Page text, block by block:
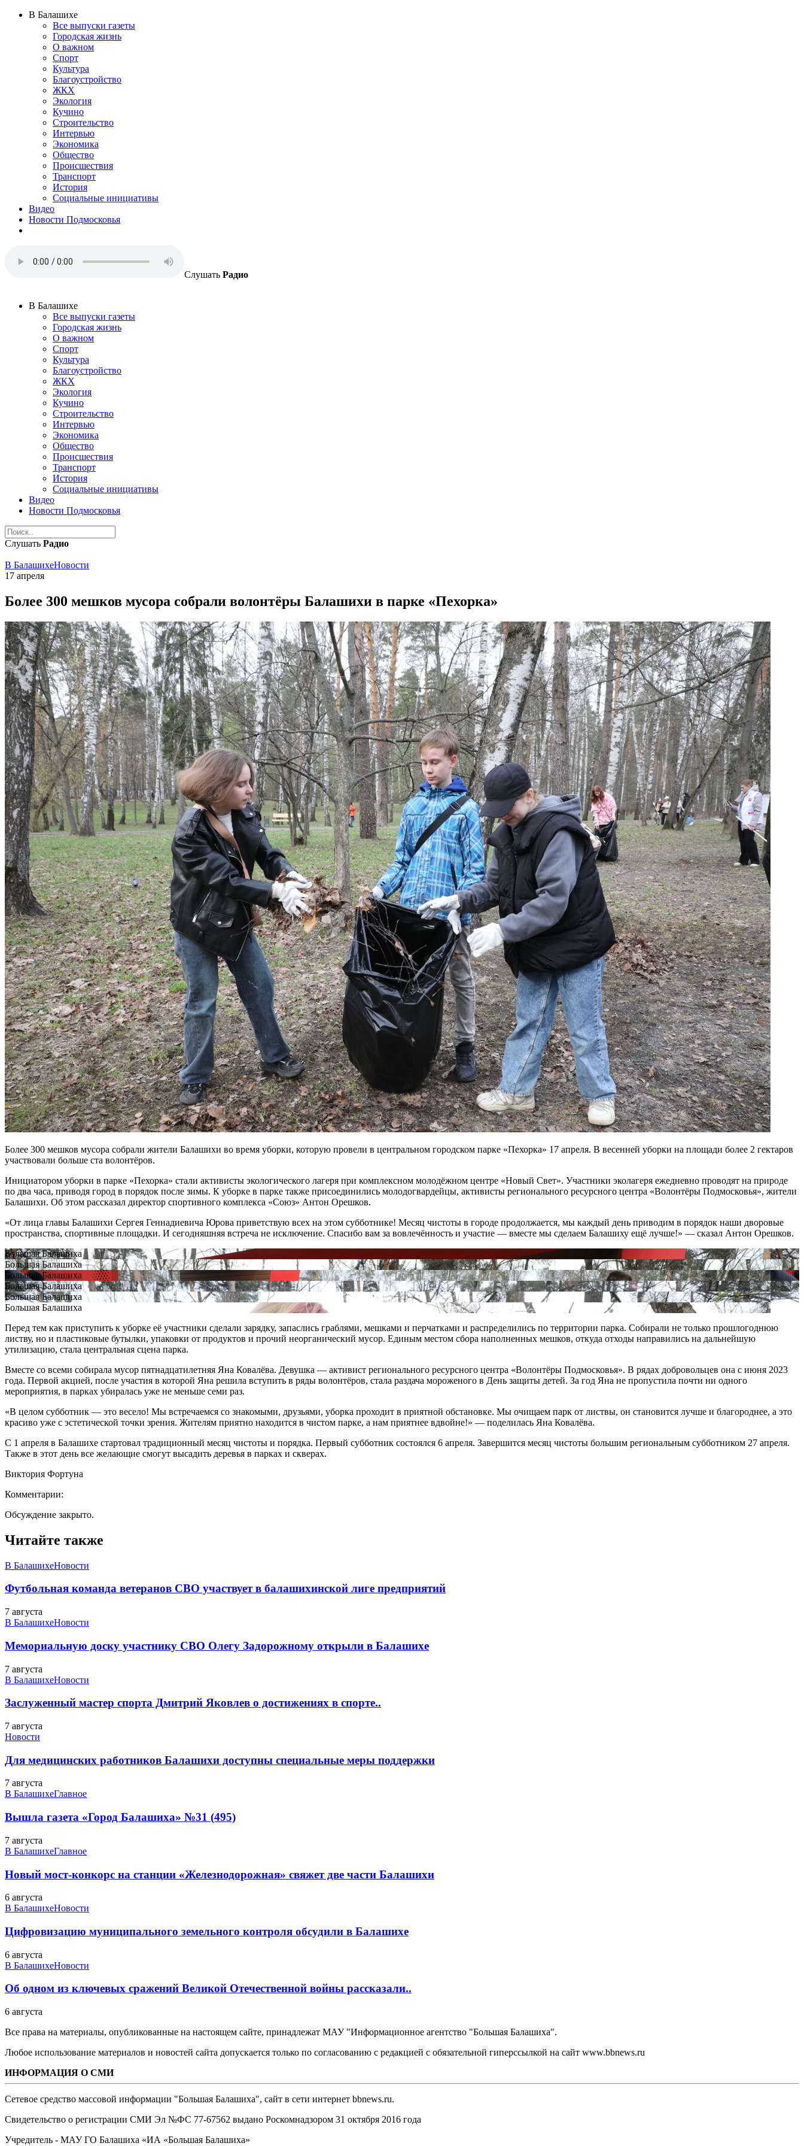
В Балашихе
Все выпуски газеты
Городская жизнь
О важном
Спорт
Культура
Благоустройство
ЖКХ
Экология
Кучино
Строительство
Интервью
Экономика
Общество
Происшествия
Транспорт
История
Социальные инициативы
Видео
Новости Подмосковья
Слушать Радио
В Балашихе
Все выпуски газеты
Городская жизнь
О важном
Спорт
Культура
Благоустройство
ЖКХ
Экология
Кучино
Строительство
Интервью
Экономика
Общество
Происшествия
Транспорт
История
Социальные инициативы
Видео
Новости Подмосковья
Слушать Радио
В БалашихеНовости
17 апреля
Более 300 мешков мусора собрали волонтёры Балашихи в парке «Пехорка»
Более 300 мешков мусора собрали жители Балашихи во время уборки, которую провели в центральном городском парке «Пехорка» 17 апреля. В весенней уборки на площади более 2 гектаров
участвовали больше ста волонтёров.
Инициатором уборки в парке «Пехорка» стали активисты экологического лагеря при комплексном молодёжном центре «Новый Свет». Участники эколагеря ежедневно проводят на природе
по два часа, приводя город в порядок после зимы. К уборке в парке также присоединились молодогвардейцы, активисты регионального ресурсного центра «Волонтёры Подмосковья», жители
Балашихи. Об этом рассказал директор спортивного комплекса «Союз» Антон Орешков.
«От лица главы Балашихи Сергея Геннадиевича Юрова приветствую всех на этом субботнике! Месяц чистоты в городе продолжается, мы каждый день приводим в порядок наши дворовые
пространства, спортивные площадки. И сегодняшняя встреча не исключение. Спасибо вам за вовлечённость и участие — вместе мы сделаем Балашиху ещё лучше!» — сказал Антон Орешков.
Большая Балашиха
Большая Балашиха
Большая Балашиха
Большая Балашиха
Большая Балашиха
Большая Балашиха
Перед тем как приступить к уборке её участники сделали зарядку, запаслись граблями, мешками и перчатками и распределились по территории парка. Собирали не только прошлогоднюю
листву, но и пластиковые бутылки, упаковки от продуктов и прочий неорганический мусор. Единым местом сбора наполненных мешков, откуда отходы направились на дальнейшую
утилизацию, стала центральная сцена парка.
Вместе со всеми собирала мусор пятнадцатилетняя Яна Ковалёва. Девушка — активист регионального ресурсного центра «Волонтёры Подмосковья». В рядах добровольцев она с июня 2023
года. Первой акцией, после участия в которой Яна решила вступить в ряды волонтёров, стала раздача мороженого в День защиты детей. За год Яна не пропустила почти ни одного
мероприятия, в парках убиралась уже не меньше семи раз.
«В целом субботник — это весело! Мы встречаемся со знакомыми, друзьями, уборка проходит в приятной обстановке. Мы очищаем парк от листвы, он становится лучше и благороднее, а это
красиво уже с эстетической точки зрения. Жителям приятно находится в чистом парке, а нам приятнее вдвойне!» — поделилась Яна Ковалёва.
С 1 апреля в Балашихе стартовал традиционный месяц чистоты и порядка. Первый субботник состоялся 6 апреля. Завершится месяц чистоты большим региональным субботником 27 апреля.
Также в этот день все желающие смогут высадить деревья в парках и скверах.
Виктория Фортуна
Комментарии:
Обсуждение закрыто.
Читайте также
В БалашихеНовости
Футбольная команда ветеранов СВО участвует в балашихинской лиге предприятий
7 августа
В БалашихеНовости
Мемориальную доску участнику СВО Олегу Задорожному открыли в Балашихе
7 августа
В БалашихеНовости
Заслуженный мастер спорта Дмитрий Яковлев о достижениях в спорте..
7 августа
Новости
Для медицинских работников Балашихи доступны специальные меры поддержки
7 августа
В БалашихеГлавное
Вышла газета «Город Балашиха» №31 (495)
7 августа
В БалашихеГлавное
Новый мост-конкорс на станции «Железнодорожная» свяжет две части Балашихи
6 августа
В БалашихеНовости
Цифровизацию муниципального земельного контроля обсудили в Балашихе
6 августа
В БалашихеНовости
Об одном из ключевых сражений Великой Отечественной войны рассказали..
6 августа
Все права на материалы, опубликованные на настоящем сайте, принадлежат МАУ "Информационное агентство "Большая Балашиха".
Любое использование материалов и новостей сайта допускается только по согласованию с редакцией с обязательной гиперссылкой на сайт www.bbnews.ru
ИНФОРМАЦИЯ О СМИ
Сетевое средство массовой информации "Большая Балашиха", сайт в сети интернет bbnews.ru.
Свидетельство о регистрации СМИ Эл №ФС ‎77-67562 выдано Роскомнадзором 31 октября 2016 года
Учредитель - МАУ ГО Балашиха «ИА «Большая Балашиха»